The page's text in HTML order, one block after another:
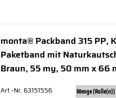
monta® Packband 315 PP,
Paketband mit
Braun, 55 my, 50 mm x 66
Art.-Nr. 63151556
Menge (Rolle(n))